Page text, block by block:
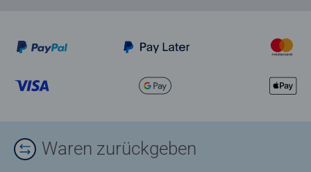
Waren zurückgeben